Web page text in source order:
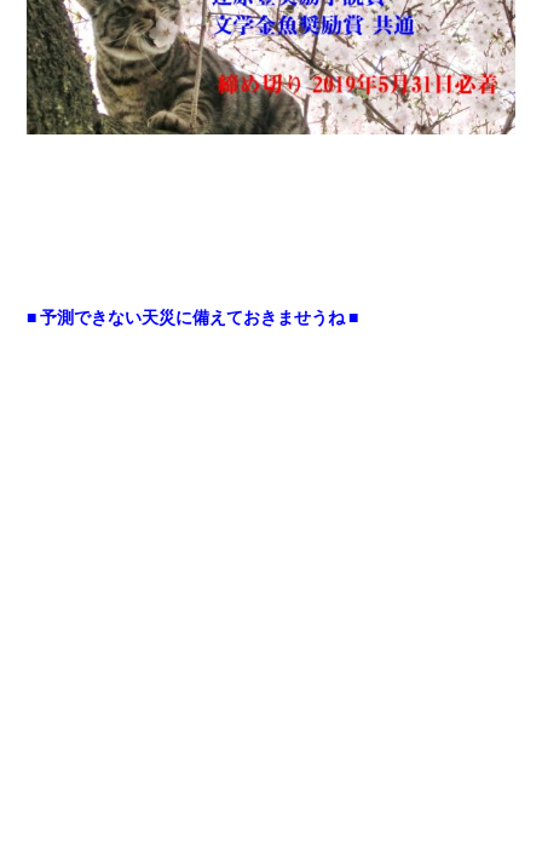
■ 予測できない天災に備えておきませうね ■